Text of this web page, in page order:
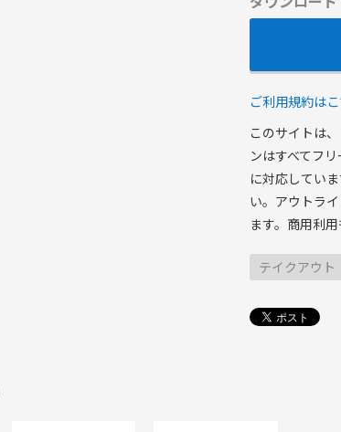
ご利用規約は
このサイトは
ンはすべてフ
に対応してい
い。アウトラ
ます。商用利
テイクアウト